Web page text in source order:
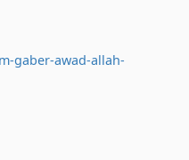
gaber-awad-allah-